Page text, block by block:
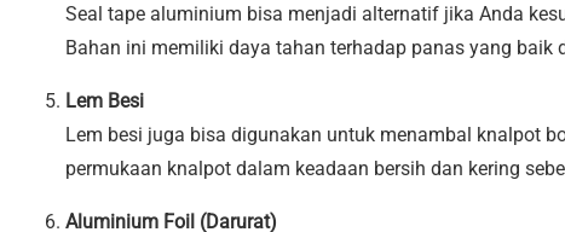
Seal tape aluminium bisa menjadi alternatif jika Anda
Bahan ini memiliki daya tahan terhadap panas yang
Lem Besi
Lem besi juga bisa digunakan untuk menambal knalpot
permukaan knalpot dalam keadaan bersih dan kering
Aluminium Foil (Darurat)